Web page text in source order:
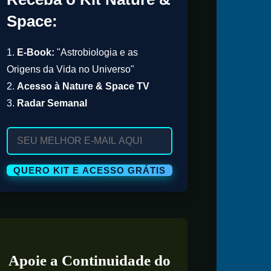
Space:
1. E-Book: "Astrobiologia e as
Origens da Vida no Universo"
2. Acesso à Nature & Space TV
3. Radar Semanal
Apoie a Continuidade do